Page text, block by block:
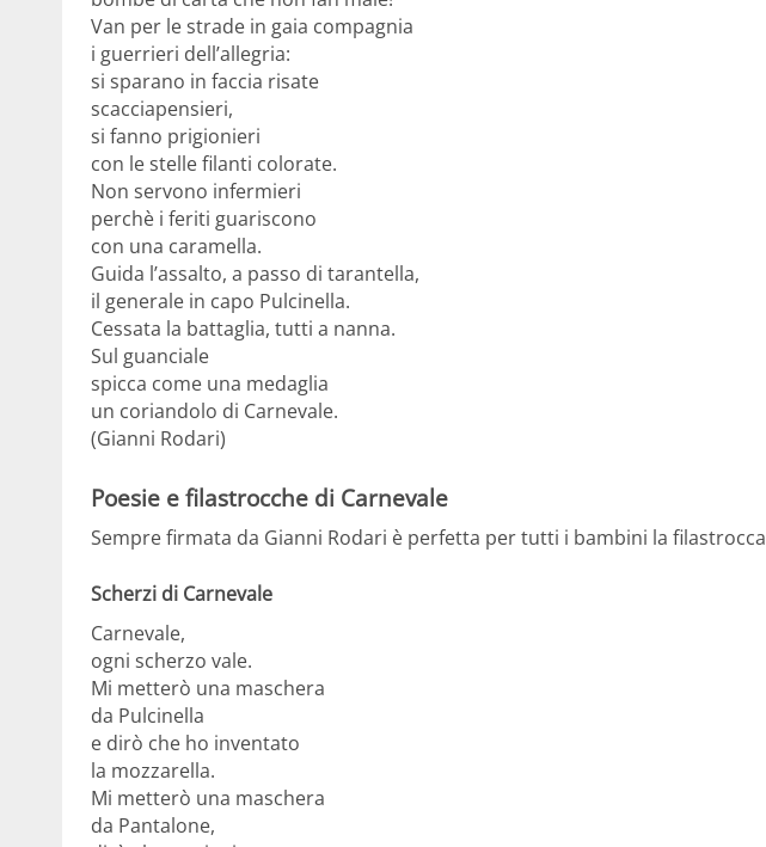
Van per le strade in gaia compagnia
i guerrieri dell’allegria:
si sparano in faccia risate
scacciapensieri,
si fanno prigionieri
con le stelle filanti colorate.
Non servono infermieri
perchè i feriti guariscono
con una caramella.
Guida l’assalto, a passo di tarantella,
il generale in capo Pulcinella.
Cessata la battaglia, tutti a nanna.
Sul guanciale
spicca come una medaglia
un coriandolo di Carnevale.
(Gianni Rodari)
Poesie e filastrocche di Carnevale
Sempre firmata da Gianni Rodari è perfetta per tutti i bambini la filastrocca
Scherzi di Carnevale
Carnevale,
ogni scherzo vale.
Mi metterò una maschera
da Pulcinella
e dirò che ho inventato
la mozzarella.
Mi metterò una maschera
da Pantalone,